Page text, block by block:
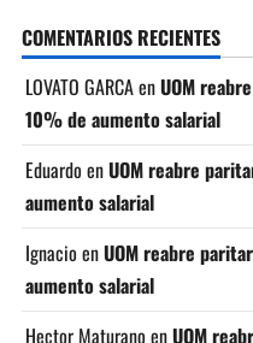
COMENTARIOS RECIENTES
LOVATO GARCAenUOM
10% de aumento salarial
Eduardo enUOM reabre
aumento salarial
Ignacio enUOM reabre
aumento salarial
Hector Maturano enUOM